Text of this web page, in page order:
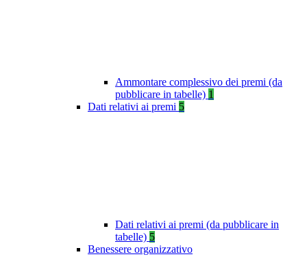
Ammontare complessivo dei premi (da
pubblicare in tabelle) 1
Dati relativi ai premi 5
Dati relativi ai premi (da pubblicare in
tabelle) 5
Benessere organizzativo